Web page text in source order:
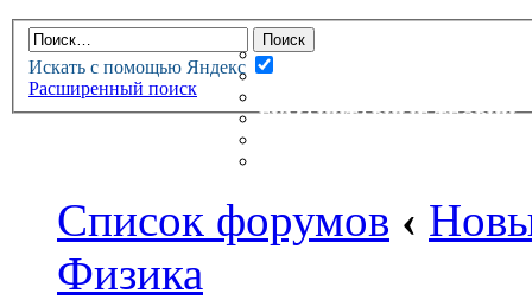
Искать с помощью Яндекс
Расширенный поиск
НОВАЯ ТЕОРИЯФОРУМ
НОВЫЕ СООБЩЕНИЯ
НЕПРОЧИТАННЫЕ
ГУМАНИТАРНЫЕ ТЕОРИИ
Список форумов ‹
Физика